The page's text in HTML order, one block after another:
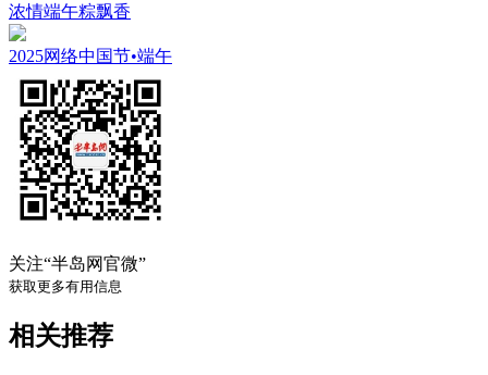
浓情端午粽飘香
2025网络中国节•端午
关注“半岛网官微”
获取更多有用信息
相关推荐